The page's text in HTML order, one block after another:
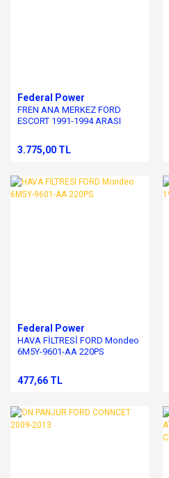
Federal Power
FREN ANA MERKEZ FORD
ESCORT 1991-1994 ARASI
3.775,00 TL
Federal Power
HAVA FİLTRESİ FORD Mondeo
6M5Y-9601-AA 220PS
477,66 TL